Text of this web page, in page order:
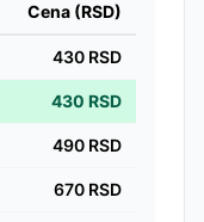
Cena (RSD)
430 RSD
430 RSD
490 RSD
670 RSD